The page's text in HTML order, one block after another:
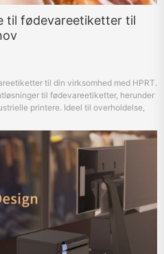
til fødevareetiketter til
til din virksomhed med HPRT.
til fødevareetiketter, herunder
printere. Ideel til overholdelse,